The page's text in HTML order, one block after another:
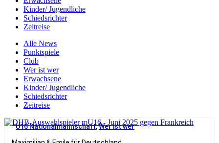
Kinder/ Jugendliche
Schiedsrichter
Zeitreise
Alle News
Punktspiele
Club
Wer ist wer
Erwachsene
Kinder/ Jugendliche
Schiedsrichter
Zeitreise
U16 Nationalmannschaft,Wer ist wer